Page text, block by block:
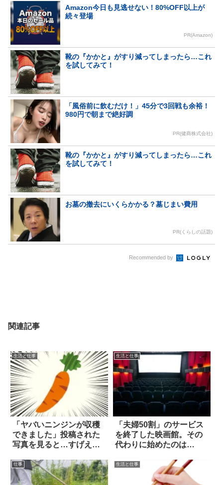
Amazon今日も見逃せない！80%OFF以上が
続々登場
PR(Amazon)
靴の『かかと』がすり減ってしまったら…これ
を試してみて！
「風俗前に飲むだけ！」45分で3回戦も余裕！
980円で朝まで絶好調
PR(健商株式会社)
靴の『かかと』がすり減ってしまったら…これ
を試してみて！
お墓の撤去にいくらかかる？墓じまい費用
PR(くらしの話題)
Recommended by
関連記事
生活と仕事
「ヤバいニンジンが収穫
できました」投稿された
写真を見ると…すげえ
生活と仕事
「夫婦50割」のサービス
を終了した映画館。その
代わりに始めたのは…
仕事 生活と仕事